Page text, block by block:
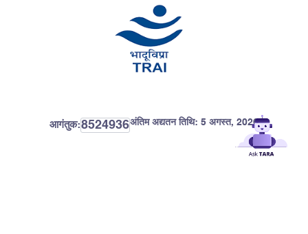
आगंतुक:8524936अंतिम अद्यतन तिथि: 5 अगस्त, 2026